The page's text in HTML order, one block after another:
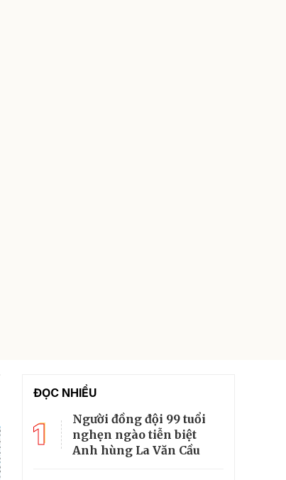
ĐỌC NHIỀU
1
Người đồng đội 99 tuổi
nghẹn ngào tiễn biệt
Anh hùng La Văn Cầu